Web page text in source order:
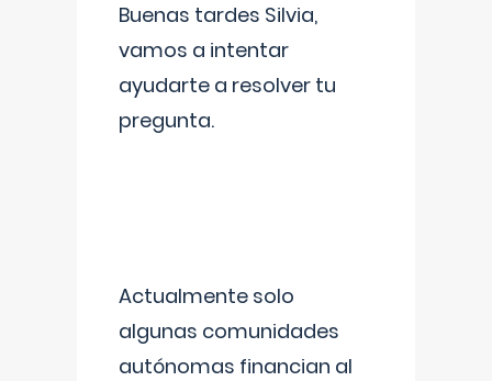
Buenas tardes Silvia,
vamos a intentar
ayudarte a resolver tu
pregunta.
Actualmente solo
algunas comunidades
autónomas financian al